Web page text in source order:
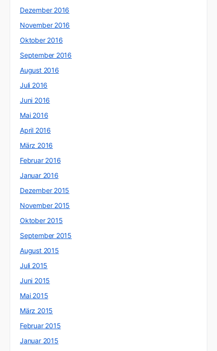
Dezember 2016
November 2016
Oktober 2016
September 2016
August 2016
Juli 2016
Juni 2016
Mai 2016
April 2016
März 2016
Februar 2016
Januar 2016
Dezember 2015
November 2015
Oktober 2015
September 2015
August 2015
Juli 2015
Juni 2015
Mai 2015
März 2015
Februar 2015
Januar 2015